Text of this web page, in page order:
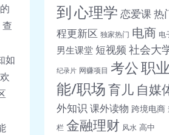
如
到心理学 恋爱课热
程更新区 独家热门 电商 电
男生课堂 短视频 社会大
纪录片 网赚项目 考公职
能/职场育儿 自媒
外知识 课外读物 跨境电商
栏 金融理财 风水 高中